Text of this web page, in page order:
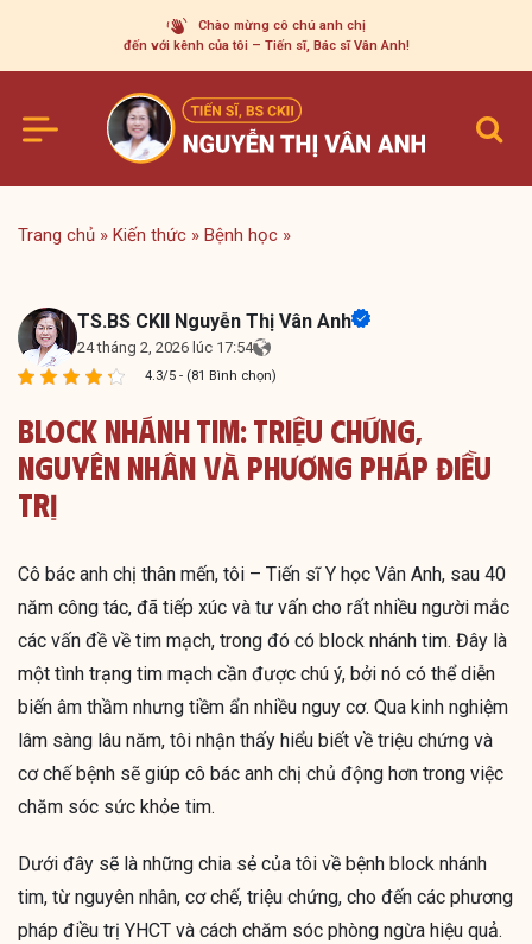
content
Chào mừng cô chú anh chị
đến với kênh của tôi – Tiến sĩ, Bác sĩ Vân Anh!
Trang chủ » Kiến thức » Bệnh học »
TS.BS CKII Nguyễn Thị Vân Anh
24 tháng 2, 2026 lúc 17:54
4.3/5 - (81 Bình chọn)
Block Nhánh Tim: Triệu Chứng,
Nguyên Nhân Và Phương Pháp Điều
Trị
Cô bác anh chị thân mến, tôi – Tiến sĩ Y học Vân Anh, sau 40
năm công tác, đã tiếp xúc và tư vấn cho rất nhiều người mắc
các vấn đề về tim mạch, trong đó có block nhánh tim. Đây là
một tình trạng tim mạch cần được chú ý, bởi nó có thể diễn
biến âm thầm nhưng tiềm ẩn nhiều nguy cơ. Qua kinh nghiệm
lâm sàng lâu năm, tôi nhận thấy hiểu biết về triệu chứng và
cơ chế bệnh sẽ giúp cô bác anh chị chủ động hơn trong việc
chăm sóc sức khỏe tim.
Dưới đây sẽ là những chia sẻ của tôi về bệnh block nhánh
tim, từ nguyên nhân, cơ chế, triệu chứng, cho đến các phương
pháp điều trị YHCT và cách chăm sóc phòng ngừa hiệu quả.